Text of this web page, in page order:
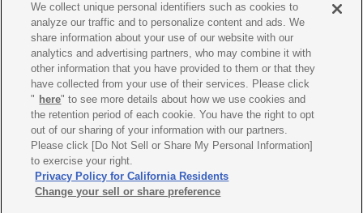
ヤマハ バイクレンタルコールセンター
0120-819-117 （365日 / 24時間）
よくあるご質問 プライバシーポリシー
貸渡約款 特定商取引法に基づく表示
We collect unique personal identifiers such as cookies to
analyze our traffic and to personalize content and ads. We
share information about your use of our website with our
analytics and advertising partners, who may combine it with
other information that you have provided to them or that they
have collected from your use of their services. Please click
" here" to see more details about how we use cookies and
the retention period of each cookie. You have the right to opt
out of our sharing of your information with our partners.
Please click [Do Not Sell or Share My Personal Information]
to exercise your right.
Privacy Policy for California Residents
Change your sell or share preference